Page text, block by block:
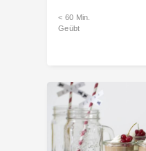
< 60 Min.
Geübt